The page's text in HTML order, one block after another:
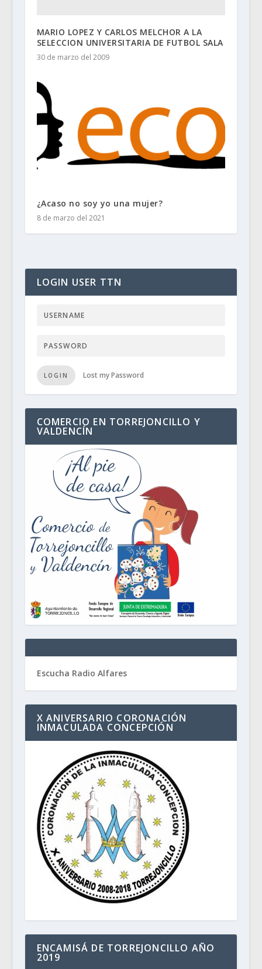
MARIO LOPEZ Y CARLOS MELCHOR A LA
SELECCION UNIVERSITARIA DE FUTBOL SALA
30 de marzo del 2009
¿Acaso no soy yo una mujer?
8 de marzo del 2021
LOGIN USER TTN
LOGIN Lost my Password
COMERCIO EN TORREJONCILLO Y
VALDENCÍN
Escucha Radio Alfares
X ANIVERSARIO CORONACIÓN
INMACULADA CONCEPCIÓN
ENCAMISÁ DE TORREJONCILLO AÑO
2019